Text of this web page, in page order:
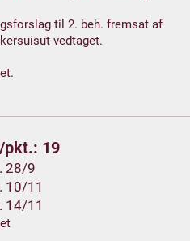
til 2. beh. fremsat af
vedtaget.
pkt.: 19
28/9
10/11
14/11